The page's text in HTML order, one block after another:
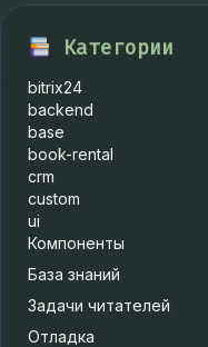
Категории
bitrix24
backend
base
book-rental
crm
custom
ui
Компоненты
База знаний
Задачи читателей
Отладка